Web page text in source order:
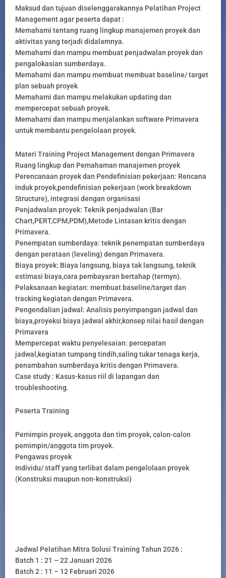
Maksud dan tujuan diselenggarakannya Pelatihan Project
Management agar peserta dapat :
Memahami tentang ruang lingkup manajemen proyek dan
aktivitas yang terjadi didalamnya.
Memahami dan mampu membuat penjadwalan proyek dan
pengalokasian sumberdaya.
Memahami dan mampu membuat membuat baseline/ target
plan sebuah proyek
Memahami dan mampu melakukan updating dan
mempercepat sebuah proyek.
Memahami dan mampu menjalankan software Primavera
untuk membantu pengelolaan proyek.
Materi Training Project Management dengan Primavera
Ruang lingkup dan Pemahaman manajemen proyek
Perencanaan proyek dan Pendefinisian pekerjaan: Rencana
induk proyek,pendefinisian pekerjaan (work breakdown
Structure), integrasi dengan organisasi
Penjadwalan proyek: Teknik penjadwalan (Bar
Chart,PERT,CPM,PDM),Metode Lintasan kritis dengan
Primavera.
Penempatan sumberdaya: teknik penempatan sumberdaya
dengan perataan (leveling) dengan Primavera.
Biaya proyek: Biaya langsung, biaya tak langsung, teknik
estimasi biaya,cara pembayaran bertahap (termyn).
Pelaksanaan kegiatan: membuat baseline/target dan
tracking kegiatan dengan Primavera.
Pengendalian jadwal: Analisis penyimpangan jadwal dan
biaya,proyeksi biaya jadwal akhir,konsep nilai hasil dengan
Primavera
Mempercepat waktu penyelesaian: percepatan
jadwal,kegiatan tumpang tindih,saling tukar tenaga kerja,
penambahan sumberdaya kritis dengan Primavera.
Case study : Kasus-kasus riil di lapangan dan
troubleshooting.
Peserta Training
Pemimpin proyek, anggota dan tim proyek, calon-calon
pemimpin/anggota tim proyek.
Pengawas proyek
Individu/ staff yang terlibat dalam pengelolaan proyek
(Konstruksi maupun non-konstruksi)
Jadwal Pelatihan Mitra Solusi Training Tahun 2026 :
Batch 1 : 21 – 22 Januari 2026
Batch 2 : 11 – 12 Februari 2026